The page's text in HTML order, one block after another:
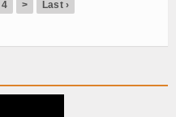
4 > Last ›